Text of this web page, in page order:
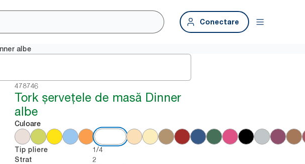
Conectare
albe
478746
Tork șervețele de masă Dinner
albe
Culoare
Tip pliere 1/4
Strat 2